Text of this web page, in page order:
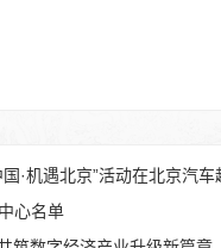
·机遇北京”活动在北京汽
心名单